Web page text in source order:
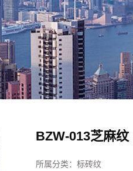
BZW-013芝麻纹
所属分类： 标砖纹